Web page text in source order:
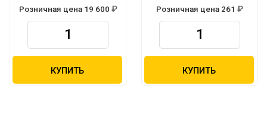
Розничная цена 19 600
КУПИТЬ
Розничная цена 261
КУПИТЬ
Р Р